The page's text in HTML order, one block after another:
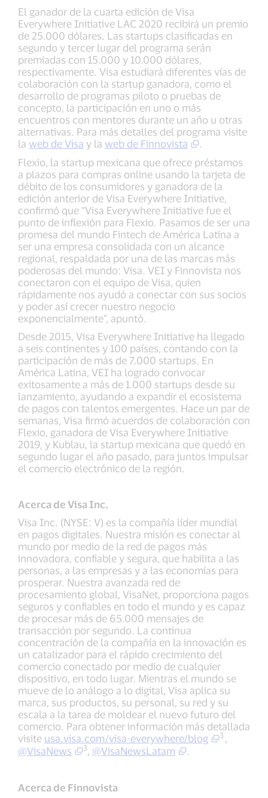
El ganador de la cuarta edición de Visa
Everywhere Initiative LAC 2020 recibirá un premio
de 25.000 dólares. Las startups clasificadas en
segundo y tercer lugar del programa serán
premiadas con 15.000 y 10.000 dólares,
respectivamente. Visa estudiará diferentes vías de
colaboración con la startup ganadora, como el
desarrollo de programas piloto o pruebas de
concepto, la participación en uno o más
encuentros con mentores durante un año u otras
alternativas. Para más detalles del programa visite
la web de Visa y la web de Finnovista
Flexio, la startup mexicana que ofrece préstamos
a plazos para compras online usando la tarjeta de
débito de los consumidores y ganadora de la
edición anterior de Visa Everywhere Initiative,
confirmó que “Visa Everywhere Initiative fue el
punto de inflexión para Flexio. Pasamos de ser una
promesa del mundo Fintech de América Latina a
ser una empresa consolidada con un alcance
regional, respaldada por una de las marcas más
poderosas del mundo: Visa. VEI y Finnovista nos
conectaron con el equipo de Visa, quien
rápidamente nos ayudó a conectar con sus socios
y poder así crecer nuestro negocio
exponencialmente”, apuntó.
Desde 2015, Visa Everywhere Initiative ha llegado
a seis continentes y 100 países, contando con la
participación de más de 7.000 startups. En
América Latina, VEI ha logrado convocar
exitosamente a más de 1.000 startups desde su
lanzamiento, ayudando a expandir el ecosistema
de pagos con talentos emergentes. Hace un par de
semanas, Visa firmó acuerdos de colaboración con
Flexio, ganadora de Visa Everywhere Initiative
2019, y Kublau, la startup mexicana que quedó en
segundo lugar el año pasado, para juntos impulsar
el comercio electrónico de la región.
Acerca de Visa Inc.
Visa Inc. (NYSE: V) es la compañía líder mundial
en pagos digitales. Nuestra misión es conectar al
mundo por medio de la red de pagos más
innovadora, confiable y segura, que habilita a las
personas, a las empresas y a las economías para
prosperar. Nuestra avanzada red de
procesamiento global, VisaNet, proporciona pagos
seguros y confiables en todo el mundo y es capaz
de procesar más de 65.000 mensajes de
transacción por segundo. La continua
concentración de la compañía en la innovación es
un catalizador para el rápido crecimiento del
comercio conectado por medio de cualquier
dispositivo, en todo lugar. Mientras el mundo se
mueve de lo análogo a lo digital, Visa aplica su
marca, sus productos, su personal, su red y su
escala a la tarea de moldear el nuevo futuro del
comercio. Para obtener información más detallada
visite usa.visa.com/visa-everywhere/blog 3
@VisaNews
3 @VisaNewsLatam
Acerca de Finnovista